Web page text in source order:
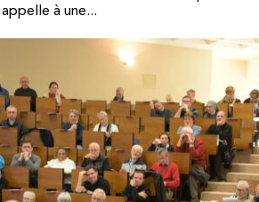
à une...